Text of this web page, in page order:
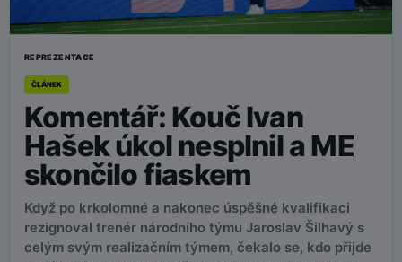
REPREZENTACE
ČLÁNEK
Komentář: Kouč Ivan
Hašek úkol nesplnil a ME
skončilo fiaskem
Když po krkolomné a nakonec úspěšné kvalifikaci
rezignoval trenér národního týmu Jaroslav Šilhavý s
celým svým realizačním týmem, čekalo se, kdo přijde